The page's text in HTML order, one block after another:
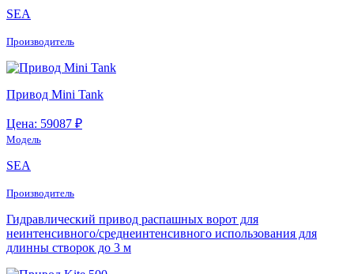
SEA
Производитель
Привод Mini Tank
Цена: 59087 ₽
Модель
SEA
Производитель
Гидравлический привод распашных ворот для
неинтенсивного/среднеинтенсивного использования для
длинны створок до 3 м